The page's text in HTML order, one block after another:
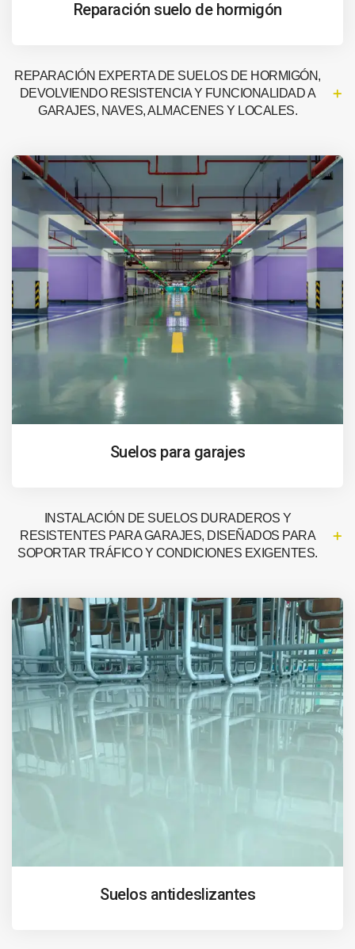
Reparación suelo de hormigón
REPARACIÓN EXPERTA DE SUELOS DE HORMIGÓN,
DEVOLVIENDO RESISTENCIA Y FUNCIONALIDAD A
GARAJES, NAVES, ALMACENES Y LOCALES.
Suelos para garajes
INSTALACIÓN DE SUELOS DURADEROS Y
RESISTENTES PARA GARAJES, DISEÑADOS PARA
SOPORTAR TRÁFICO Y CONDICIONES EXIGENTES.
Suelos antideslizantes